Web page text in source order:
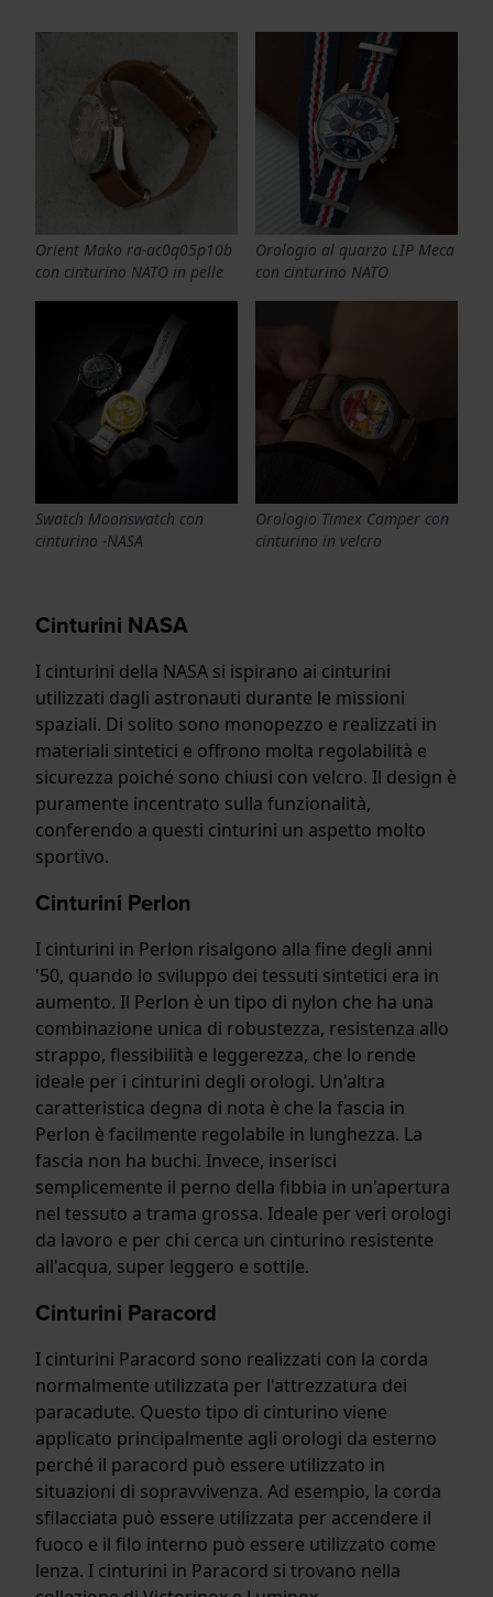
Orient Mako ra-ac0q05p10b
con cinturino NATO in pelle
Orologio al quarzo LIP Meca
con cinturino NATO
Swatch Moonswatch con
cinturino -NASA
Orologio Timex Camper con
cinturino in velcro
Cinturini NASA
I cinturini della NASA si ispirano ai cinturini
utilizzati dagli astronauti durante le missioni
spaziali. Di solito sono monopezzo e realizzati in
materiali sintetici e offrono molta regolabilità e
sicurezza poiché sono chiusi con velcro. Il design è
puramente incentrato sulla funzionalità,
conferendo a questi cinturini un aspetto molto
sportivo.
Cinturini Perlon
I cinturini in Perlon risalgono alla fine degli anni
'50, quando lo sviluppo dei tessuti sintetici era in
aumento. Il Perlon è un tipo di nylon che ha una
combinazione unica di robustezza, resistenza allo
strappo, flessibilità e leggerezza, che lo rende
ideale per i cinturini degli orologi. Un'altra
caratteristica degna di nota è che la fascia in
Perlon è facilmente regolabile in lunghezza. La
fascia non ha buchi. Invece, inserisci
semplicemente il perno della fibbia in un'apertura
nel tessuto a trama grossa. Ideale per veri orologi
da lavoro e per chi cerca un cinturino resistente
all'acqua, super leggero e sottile.
Cinturini Paracord
I cinturini Paracord sono realizzati con la corda
normalmente utilizzata per l'attrezzatura dei
paracadute. Questo tipo di cinturino viene
applicato principalmente agli orologi da esterno
perché il paracord può essere utilizzato in
situazioni di sopravvivenza. Ad esempio, la corda
sfilacciata può essere utilizzata per accendere il
fuoco e il filo interno può essere utilizzato come
lenza. I cinturini in Paracord si trovano nella